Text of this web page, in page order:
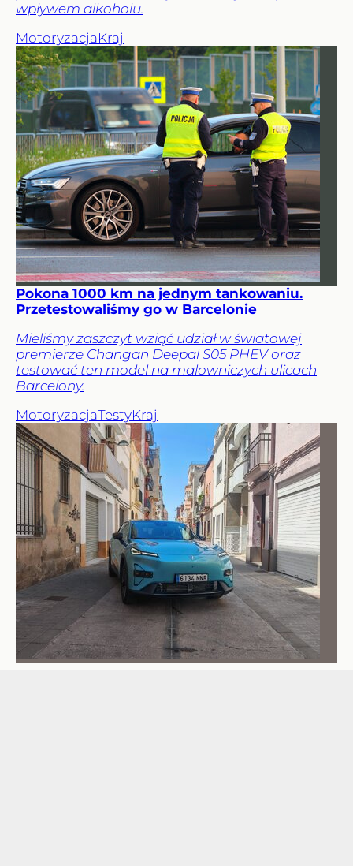
wpływem alkoholu.
MotoryzacjaKraj
Pokona 1000 km na jednym tankowaniu.
Przetestowaliśmy go w Barcelonie
Mieliśmy zaszczyt wziąć udział w światowej
premierze Changan Deepal S05 PHEV oraz
testować ten model na malowniczych ulicach
Barcelony.
MotoryzacjaTestyKraj